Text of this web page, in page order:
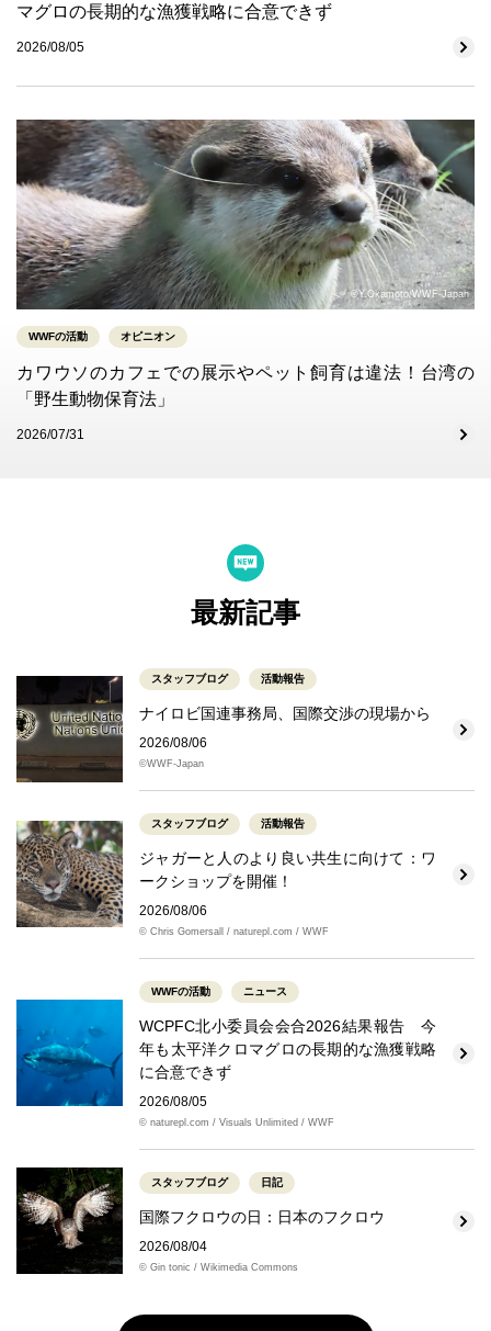
マグロの長期的な漁獲戦略に合意できず
2026/08/05
©Y.Okamoto/WWF-Japan
WWFの活動 オピニオン
カワウソのカフェでの展示やペット飼育は違法！台湾の
「野生動物保育法」
2026/07/31
最新記事
スタッフブログ 活動報告
ナイロビ国連事務局、国際交渉の現場から
2026/08/06
©WWF-Japan
スタッフブログ 活動報告
ジャガーと人のより良い共生に向けて：ワ
ークショップを開催！
2026/08/06
© Chris Gomersall / naturepl.com / WWF
WWFの活動 ニュース
WCPFC北小委員会会合2026結果報告 今
年も太平洋クロマグロの長期的な漁獲戦略
に合意できず
2026/08/05
© naturepl.com / Visuals Unlimited / WWF
スタッフブログ 日記
国際フクロウの日：日本のフクロウ
2026/08/04
© Gin tonic / Wikimedia Commons